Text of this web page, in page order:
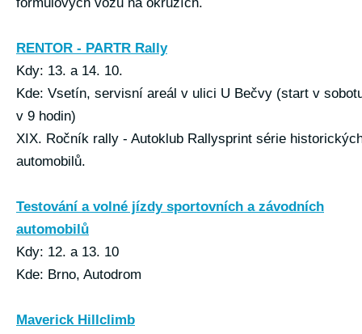
RENTOR - PARTR Rally
Kdy: 13. a 14. 10.
Kde: Vsetín, servisní areál v ulici U Bečvy (start v
v 9 hodin)
XIX. Ročník rally - Autoklub Rallysprint série
automobilů.
Testování a volné jízdy sportovních a závodních
automobilů
Kdy: 12. a 13. 10
Kde: Brno, Autodrom
Maverick Hillclimb